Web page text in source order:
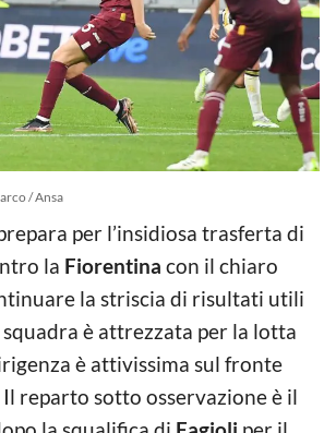
/ Ansa
per l’insidiosa trasferta di
la Fiorentina con il chiaro
la striscia di risultati utili
è attrezzata per la lotta
è attivissima sul fronte
reparto sotto osservazione è il